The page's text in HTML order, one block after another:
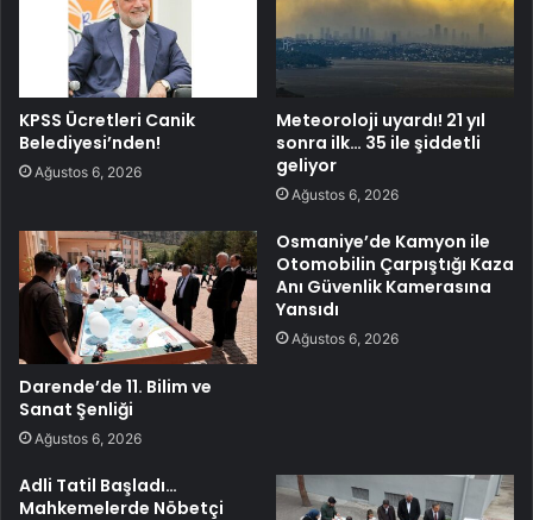
KPSS Ücretleri Canik
Belediyesi’nden!
Ağustos 6, 2026
Meteoroloji uyardı! 21 yıl
sonra ilk… 35 ile şiddetli
geliyor
Ağustos 6, 2026
Darende’de 11. Bilim ve
Sanat Şenliği
Ağustos 6, 2026
Osmaniye’de Kamyon ile
Otomobilin Çarpıştığı Kaza
Anı Güvenlik Kamerasına
Yansıdı
Ağustos 6, 2026
Adli Tatil Başladı…
Mahkemelerde Nöbetçi